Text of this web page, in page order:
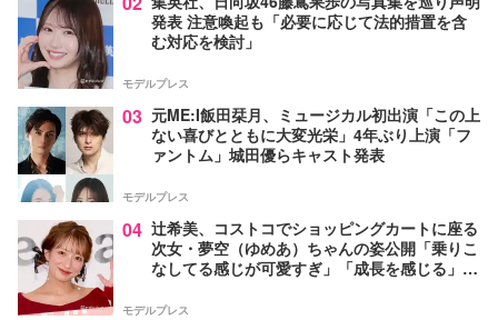
発表 注意喚起も「必要に応じて法的措置を含
む対応を検討」
モデルプレス
03 元ME:I飯田栞月、ミュージカル初出演「この上
ない喜びとともに大変光栄」4年ぶり上演「フ
ァントム」城田優らキャスト発表
モデルプレス
04 辻希美、コストコでショッピングカートに座る
次女・夢空（ゆめあ）ちゃんの姿公開「乗りこ
なしてる感じが可愛すぎ」「成長を感じる」の
モデルプレス